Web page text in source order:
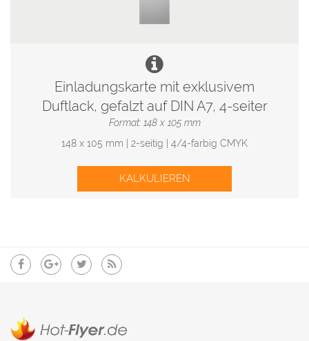
Einladungskarte mit exklusivem
Duftlack, gefalzt auf DIN A7, 4-seiter
Format: 148 x 105 mm
148 x 105 mm | 2-seitig | 4/4-farbig CMYK
KALKULIEREN